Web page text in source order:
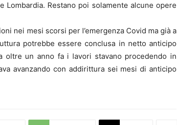
Restano poi solamente alcune opere
nei mesi scorsi per l’emergenza Covid ma già a
potrebbe essere conclusa in netto anticipo
oltre un anno fa i lavori stavano procedendo in
avanzando con addirittura sei mesi di anticipo